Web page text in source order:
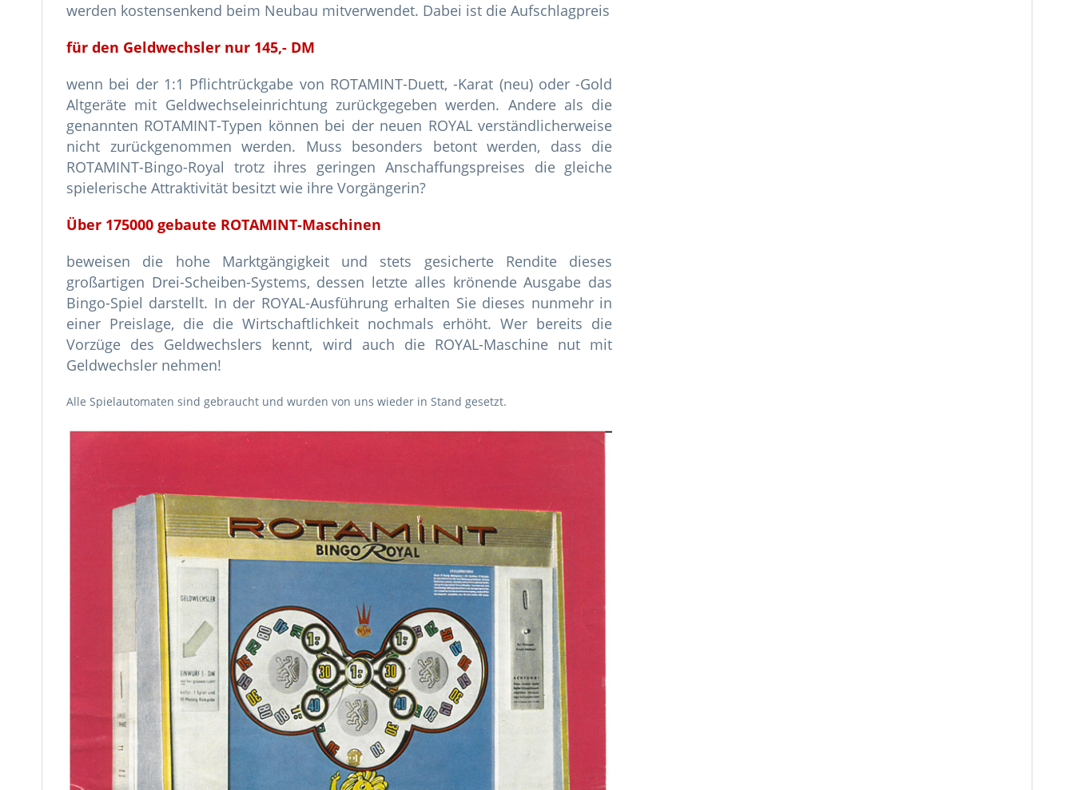
werden kostensenkend beim Neubau mitverwendet. Dabei ist die Aufschlagpreis
für den Geldwechsler nur 145,- DM
wenn bei der 1:1 Pflichtrückgabe von ROTAMINT-Duett, -Karat (neu) oder -Gold
Altgeräte mit Geldwechseleinrichtung zurückgegeben werden. Andere als die
genannten ROTAMINT-Typen können bei der neuen ROYAL verständlicherweise
nicht zurückgenommen werden. Muss besonders betont werden, dass die
ROTAMINT-Bingo-Royal trotz ihres geringen Anschaffungspreises die gleiche
spielerische Attraktivität besitzt wie ihre Vorgängerin?
Über 175000 gebaute ROTAMINT-Maschinen
beweisen die hohe Marktgängigkeit und stets gesicherte Rendite dieses
großartigen Drei-Scheiben-Systems, dessen letzte alles krönende Ausgabe das
Bingo-Spiel darstellt. In der ROYAL-Ausführung erhalten Sie dieses nunmehr in
einer Preislage, die die Wirtschaftlichkeit nochmals erhöht. Wer bereits die
Vorzüge des Geldwechslers kennt, wird auch die ROYAL-Maschine nut mit
Geldwechsler nehmen!
Alle Spielautomaten sind gebraucht und wurden von uns wieder in Stand gesetzt.